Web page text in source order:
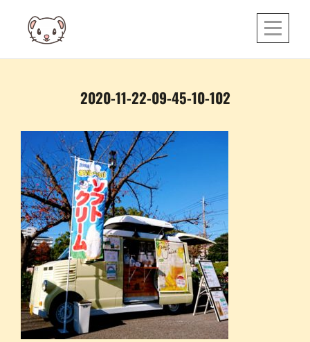
content
2020-11-22-09-45-10-102
ナ
ビ
ゲ
ー
シ
ョ
ン